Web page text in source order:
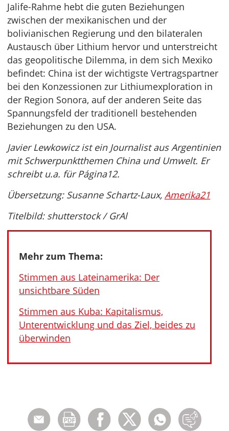
Jalife-Rahme hebt die guten Beziehungen
zwischen der mexikanischen und der
bolivianischen Regierung und den bilateralen
Austausch über Lithium hervor und unterstreicht
das geopolitische Dilemma, in dem sich Mexiko
befindet: China ist der wichtigste Vertragspartner
bei den Konzessionen zur Lithiumexploration in
der Region Sonora, auf der anderen Seite das
Spannungsfeld der traditionell bestehenden
Beziehungen zu den USA.
Javier Lewkowicz ist ein Journalist aus Argentinien
mit Schwerpunktthemen China und Umwelt. Er
schreibt u.a. für Página12.
Übersetzung: Susanne Schartz-Laux, Amerika21
Titelbild: shutterstock / GrAl
Mehr zum Thema:
Stimmen aus Lateinamerika: Der
unsichtbare Süden
Stimmen aus Kuba: Kapitalismus,
Unterentwicklung und das Ziel, beides zu
überwinden